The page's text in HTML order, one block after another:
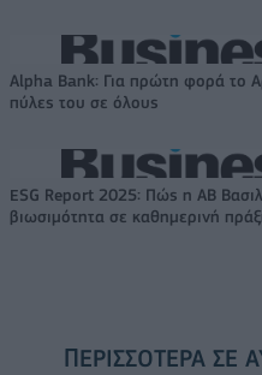
Alpha Bank: Για πρώτη φορά το
πύλες του σε όλους
ESG Report 2025: Πώς η ΑΒ
βιωσιμότητα σε καθημερινή
ΠΕΡΙΣΣΌΤΕΡΑ ΣΕ